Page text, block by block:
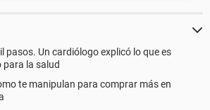
pasos. Un cardiólogo explicó lo que es
para la salud
te manipulan para comprar más en